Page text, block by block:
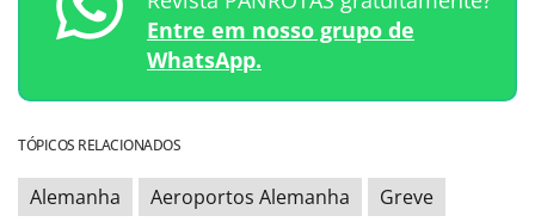
Entre em nosso grupo de
WhatsApp.
TÓPICOS RELACIONADOS
Alemanha Aeroportos Alemanha Greve